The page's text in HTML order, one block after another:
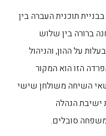
תוכנית העברה בין
ברורה בין שלוש
על ההון, והניהול
הזו הוא המקור
השיחה משולחן שישי
הנהלה
סובלים.